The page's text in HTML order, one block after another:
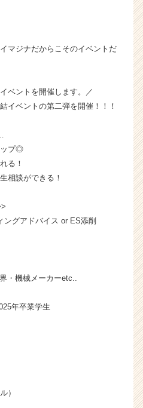
マジナだからこそのイベントだ
ベントを開催します。／
イベントの第二弾を開催！！！
ップ◎
る！
相談ができる！
ングアドバイス or ES添削
・機械メーカーetc..
年卒業学生
）